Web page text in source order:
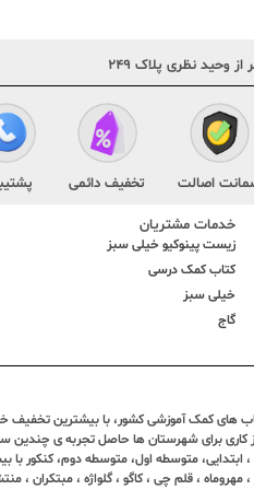
اصالت تخفیف دائمی
خدمات مشتریان
زیست پینوکیو خیلی سبز
کتاب کمک درسی
خیلی سبز
گاج
های کمک آموزشی کشور، با بیشترین تخفیف
و سه روز کاری برای شهرستان ها حاصل تجربه
متوسطه اول، متوسطه دوم، کنکور
، قلم چی ، کاگو ، گلواژه ، مبتکران ،